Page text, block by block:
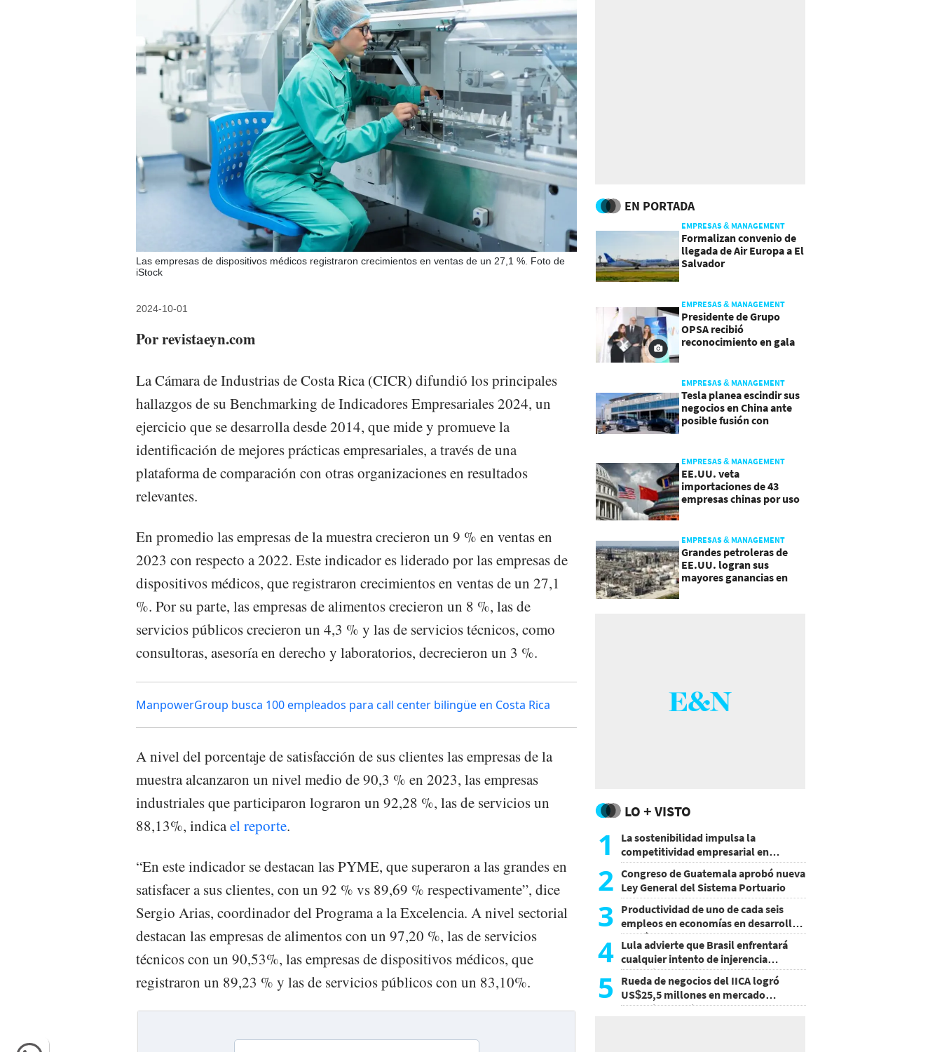
Las empresas de dispositivos médicos registraron crecimientos en ventas de un 27,1 %. Foto de
iStock
2024-10-01
Por revistaeyn.com
La Cámara de Industrias de Costa Rica (CICR) difundió los principales
hallazgos de su Benchmarking de Indicadores Empresariales 2024, un
ejercicio que se desarrolla desde 2014, que mide y promueve la
identificación de mejores prácticas empresariales, a través de una
plataforma de comparación con otras organizaciones en resultados
relevantes.
En promedio las empresas de la muestra crecieron un 9 % en ventas en
2023 con respecto a 2022. Este indicador es liderado por las empresas de
dispositivos médicos, que registraron crecimientos en ventas de un 27,1
%. Por su parte, las empresas de alimentos crecieron un 8 %, las de
servicios públicos crecieron un 4,3 % y las de servicios técnicos, como
consultoras, asesoría en derecho y laboratorios, decrecieron un 3 %.
ManpowerGroup busca 100 empleados para call center bilingüe en Costa Rica
A nivel del porcentaje de satisfacción de sus clientes las empresas de la
muestra alcanzaron un nivel medio de 90,3 % en 2023, las empresas
industriales que participaron lograron un 92,28 %, las de servicios un
88,13%, indicael reporte.
“En este indicador se destacan las PYME, que superaron a las grandes en
satisfacer a sus clientes, con un 92 % vs 89,69 % respectivamente”, dice
Sergio Arias, coordinador del Programa a la Excelencia. A nivel sectorial
destacan las empresas de alimentos con un 97,20 %, las de servicios
técnicos con un 90,53%, las empresas de dispositivos médicos, que
registraron un 89,23 % y las de servicios públicos con un 83,10%.
EN PORTADA
EMPRESAS & MANAGEMENT
Formalizan convenio de
llegada de Air Europa a El
Salvador
EMPRESAS & MANAGEMENT
Presidente de Grupo
OPSA recibió
reconocimiento en gala
EMPRESAS & MANAGEMENT
Tesla planea escindir sus
negocios en China ante
posible fusión con
EMPRESAS & MANAGEMENT
EE.UU. veta
importaciones de 43
empresas chinas por uso
EMPRESAS & MANAGEMENT
Grandes petroleras de
EE.UU. logran sus
mayores ganancias en
LO + VISTO
1
La sostenibilidad impulsa la
competitividad empresarial en
Guatemala
2 Congreso de Guatemala aprobó nueva
Ley General del Sistema Portuario
3 Productividad de uno de cada seis
empleos en economías en desarrollo
podría mejorar por la IA
4 Lula advierte que Brasil enfrentará
cualquier intento de injerencia
extranjera
5
Rueda de negocios del IICA logró
US$25,5 millones en mercado
agroalimentario